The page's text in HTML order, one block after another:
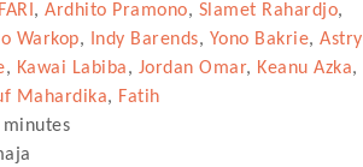
, Ardhito Pramono, Slamet Rahardjo,
Warkop, Indy Barends, Yono Bakrie, Astry
, Kawai Labiba, Jordan Omar, Keanu Azka,
Mahardika, Fatih
minutes